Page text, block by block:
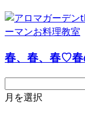
春、春、春♡
月を選択